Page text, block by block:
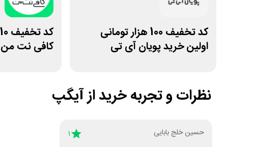
کد تخفیف 100 هزار تومانی
اولین خرید پویان آی تی
کافی نت من
نظرات و تجربه خرید ازآیگپ
حسین خلج بابایی 1